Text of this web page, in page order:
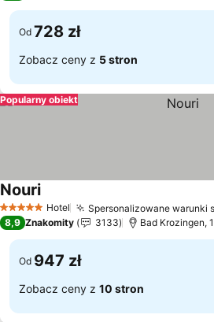
Od 728 zł
Zobacz ceny z 5 stron
Popularny obiekt
5 KategoriaHotel Spersonalizowane warunki
NouriWyświetl ceny
8,9 Znakomity 3133 Bad Krozingen,
Od 947 zł
Zobacz ceny z 10 stron